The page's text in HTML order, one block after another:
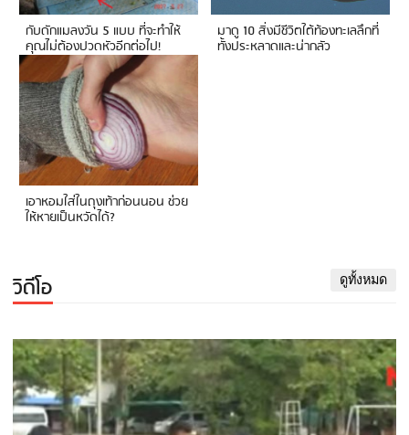
กับดักแมลงวัน 5 แบบ ที่จะทำให้
คุณไม่ต้องปวดหัวอีกต่อไป!
มาดู 10 สิ่งมีชีวิตใต้ท้องทะเลลึกที่
ทั้งประหลาดและน่ากลัว
เอาหอมใส่ในถุงเท้าก่อนนอน ช่วย
ให้หายเป็นหวัดได้?
วิดีโอ ดูทั้งหมด